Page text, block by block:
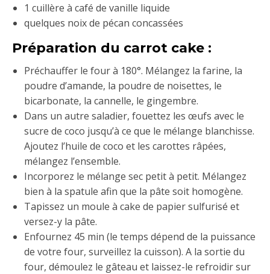
1 cuillère à café de vanille liquide
quelques noix de pécan concassées
Préparation du carrot cake :
Préchauffer le four à 180°. Mélangez la farine, la
poudre d’amande, la poudre de noisettes, le
bicarbonate, la cannelle, le gingembre.
Dans un autre saladier, fouettez les œufs avec le
sucre de coco jusqu’à ce que le mélange blanchisse.
Ajoutez l’huile de coco et les carottes râpées,
mélangez l’ensemble.
Incorporez le mélange sec petit à petit. Mélangez
bien à la spatule afin que la pâte soit homogène.
Tapissez un moule à cake de papier sulfurisé et
versez-y la pâte.
Enfournez 45 min (le temps dépend de la puissance
de votre four, surveillez la cuisson). A la sortie du
four, démoulez le gâteau et laissez-le refroidir sur